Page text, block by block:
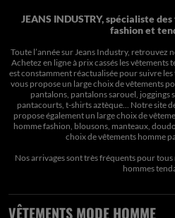
JEANS INDUSTRY, spécialiste
fashion et
Toute l’année sur Jeans Industry, retrouvez
Achetez en ligne à prix cassés les
est constamment réactualisée pour suivre
vous propose un large choix de vêtements
pantalons, pantalons sarouel, joggings
pantacourts, t-shirts aztèque... Notre site
propose également un large choix de
homme fashion, blousons, manteaux,
choix devêtements homme
Nos arrivages sont très fréquents pour tous
hommes
VÊTEMENTS MODE HOMME